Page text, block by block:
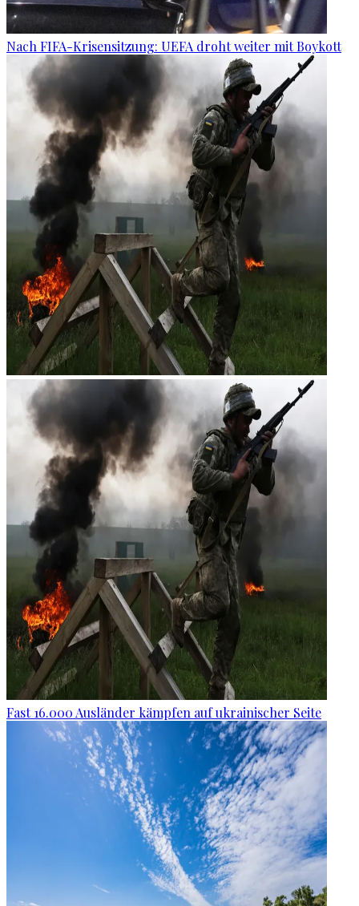
Nach FIFA-Krisensitzung: UEFA droht weiter mit Boykott
Fast 16.000 Ausländer kämpfen auf ukrainischer Seite